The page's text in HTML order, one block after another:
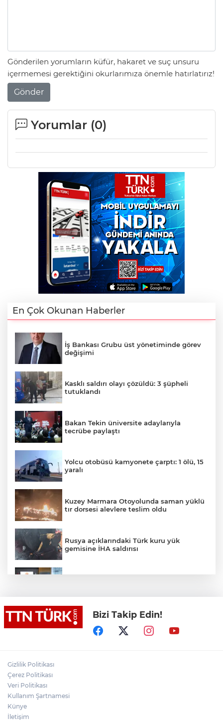
Gönderilen yorumların küfür, hakaret ve suç unsuru
içermemesi gerektiğini okurlarımıza önemle hatırlatırız!
Gönder
Yorumlar (0)
En Çok Okunan Haberler
İş Bankası Grubu üst yönetiminde görev
değişimi
Kasklı saldırı olayı çözüldü: 3 şüpheli
tutuklandı
Bakan Tekin üniversite adaylarıyla
tecrübe paylaştı
Yolcu otobüsü kamyonete çarptı: 1 ölü, 15
yaralı
Kuzey Marmara Otoyolunda saman yüklü
tır dorsesi alevlere teslim oldu
Rusya açıklarındaki Türk kuru yük
gemisine İHA saldırısı
Lukaku Fener’e mi, Beşiktaş’a mı geliyor?
Rojin Kabaiş, Hiranur Nilgün Aygar ve
Kıvanç Uman’ın ailelerini hedef alam
Bizi Takip Edin!
Gizlilik Politikası
Çerez Politikası
Veri Politikası
Kullanım Şartnamesi
Künye
İletişim